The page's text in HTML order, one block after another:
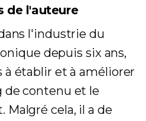
de l'auteure
l'industrie du
depuis six ans,
à établir et à améliorer
de contenu et le
Malgré cela, il a de